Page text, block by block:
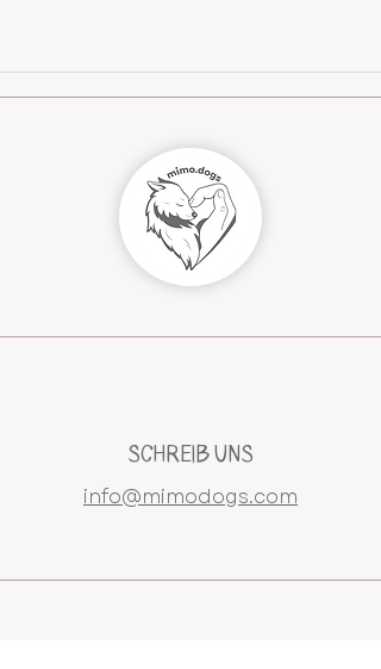
SCHREIB UNS
info@mimodogs.com